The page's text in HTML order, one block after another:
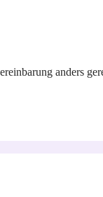
anders